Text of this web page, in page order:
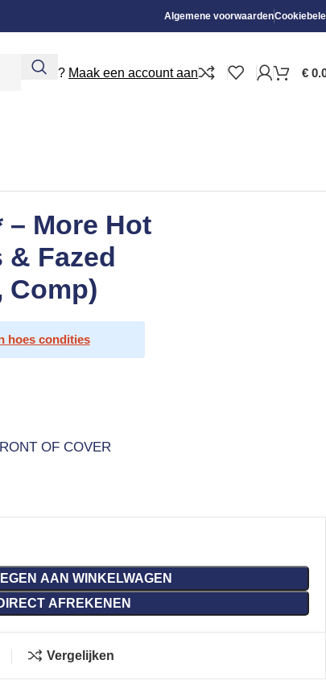
Algemene voorwaarden
Nieuw? Maak een account aan €
More Hot
Fazed
Comp)
hoes condities
OF COVER
AAN WINKELWAGEN
AFREKENEN
Vergelijken